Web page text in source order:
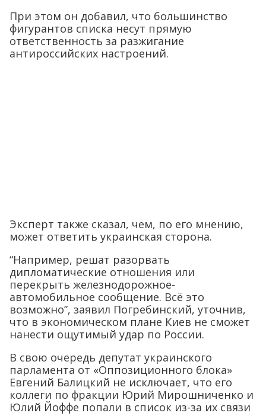
При этом он добавил, что большинство
фигурантов списка несут прямую
ответственность за разжигание
антироссийских настроений.
Эксперт также сказал, чем, по его мнению,
может ответить украинская сторона.
“Например, решат разорвать
дипломатические отношения или
перекрыть железнодорожное-
автомобильное сообщение. Всё это
возможно”, заявил Погребинский, уточнив,
что в экономическом плане Киев не сможет
нанести ощутимый удар по России.
В свою очередь депутат украинского
парламента от «Оппозиционного блока»
Евгений Балицкий не исключает, что его
коллеги по фракции Юрий Мирошниченко и
Юлий Йоффе попали в список из-за их связи